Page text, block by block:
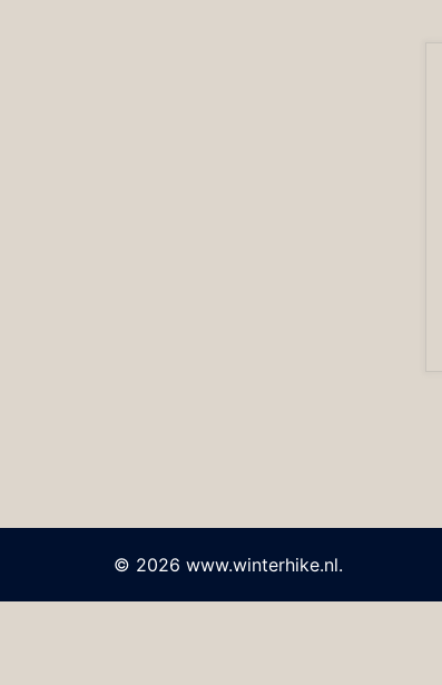
© 2026 www.winterhike.nl.